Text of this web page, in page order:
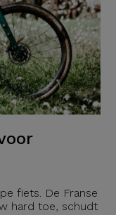
fiets. De Franse
hard toe, schudt